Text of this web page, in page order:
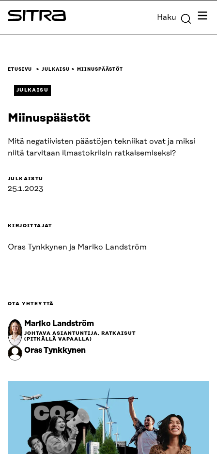
Siirry
suoraan
Sitra Haku
ETUSIVU JULKAISU MIINUSPÄÄSTÖT
JULKAISU
Miinuspäästöt
Mitä negatiivisten päästöjen tekniikat ovat ja miksi
niitä tarvitaan ilmastokriisin ratkaisemiseksi?
JULKAISTU
25.1.2023
KIRJOITTAJAT
Oras Tynkkynen ja Mariko Landström
OTA YHTEYTTÄ
Mariko Landström
JOHTAVA ASIANTUNTIJA, RATKAISUT
(PITKÄLLÄ VAPAALLA)
Oras Tynkkynen